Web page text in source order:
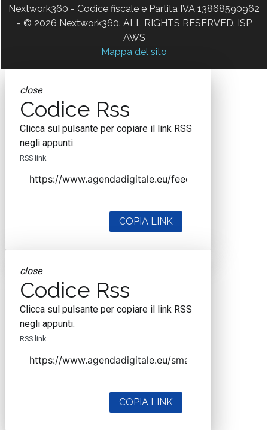
Nextwork360 - Codice fiscale e Partita IVA 13868590962
- © 2026 Nextwork360. ALL RIGHTS RESERVED. ISP
AWS
Mappa del sito
close
Codice Rss
Clicca sul pulsante per copiare il link RSS
negli appunti.
RSS link
COPIA LINK
close
Codice Rss
Clicca sul pulsante per copiare il link RSS
negli appunti.
RSS link
COPIA LINK